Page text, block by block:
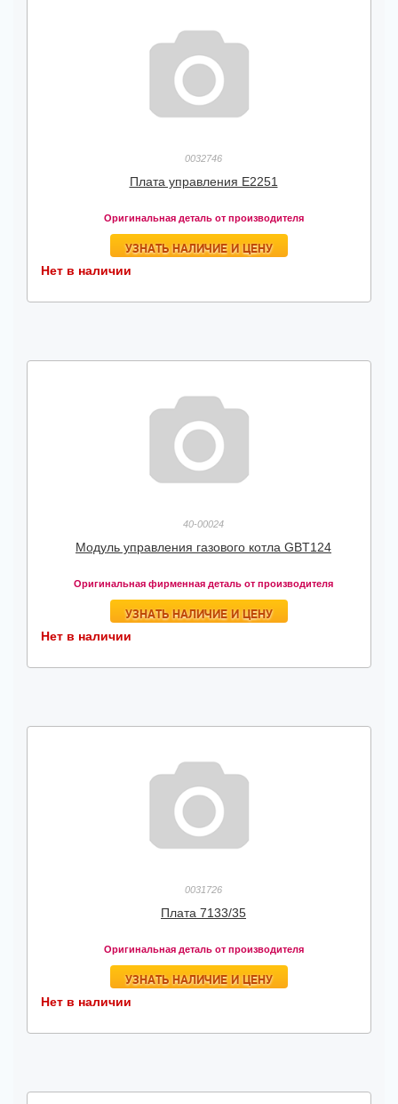
0032746
Плата управления Е2251
Оригинальная деталь от производителя
УЗНАТЬ НАЛИЧИЕ И ЦЕНУ
Нет в наличии
40-00024
Модуль управления газового котла GBT124
Оригинальная фирменная деталь от производителя
УЗНАТЬ НАЛИЧИЕ И ЦЕНУ
Нет в наличии
0031726
Плата 7133/35
Оригинальная деталь от производителя
УЗНАТЬ НАЛИЧИЕ И ЦЕНУ
Нет в наличии